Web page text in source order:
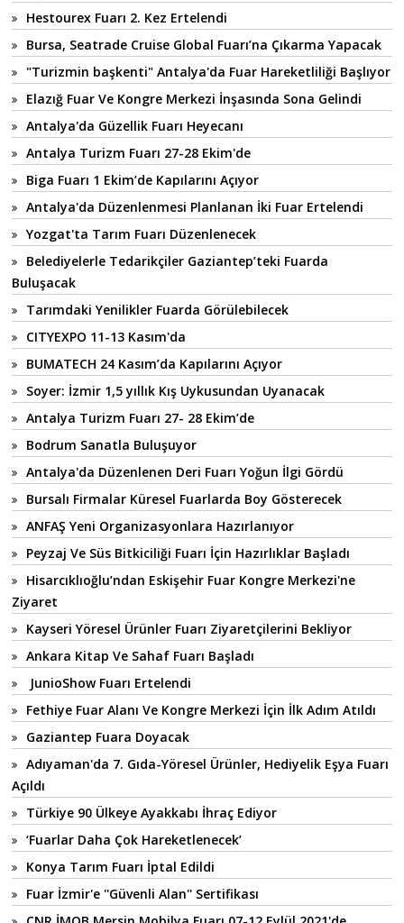
Hestourex Fuarı 2. Kez Ertelendi
Bursa, Seatrade Cruise Global Fuarı’na Çıkarma Yapacak
"Turizmin başkenti" Antalya'da Fuar Hareketliliği Başlıyor
Elazığ Fuar Ve Kongre Merkezi İnşasında Sona Gelindi
Antalya'da Güzellik Fuarı Heyecanı
Antalya Turizm Fuarı 27-28 Ekim'de
Biga Fuarı 1 Ekim’de Kapılarını Açıyor
Antalya'da Düzenlenmesi Planlanan İki Fuar Ertelendi
Yozgat'ta Tarım Fuarı Düzenlenecek
Belediyelerle Tedarikçiler Gaziantep’teki Fuarda
Buluşacak
Tarımdaki Yenilikler Fuarda Görülebilecek
CITYEXPO 11-13 Kasım'da
BUMATECH 24 Kasım’da Kapılarını Açıyor
Soyer: İzmir 1,5 yıllık Kış Uykusundan Uyanacak
Antalya Turizm Fuarı 27- 28 Ekim’de
Bodrum Sanatla Buluşuyor
Antalya'da Düzenlenen Deri Fuarı Yoğun İlgi Gördü
Bursalı Firmalar Küresel Fuarlarda Boy Gösterecek
ANFAŞ Yeni Organizasyonlara Hazırlanıyor
Peyzaj Ve Süs Bitkiciliği Fuarı İçin Hazırlıklar Başladı
Hisarcıklıoğlu’ndan Eskişehir Fuar Kongre Merkezi'ne
Ziyaret
Kayseri Yöresel Ürünler Fuarı Ziyaretçilerini Bekliyor
Ankara Kitap Ve Sahaf Fuarı Başladı
JunioShow Fuarı Ertelendi
Fethiye Fuar Alanı Ve Kongre Merkezi İçin İlk Adım Atıldı
Gaziantep Fuara Doyacak
Adıyaman'da 7. Gıda-Yöresel Ürünler, Hediyelik Eşya Fuarı
Açıldı
Türkiye 90 Ülkeye Ayakkabı İhraç Ediyor
‘Fuarlar Daha Çok Hareketlenecek’
Konya Tarım Fuarı İptal Edildi
Fuar İzmir'e ''Güvenli Alan'' Sertifikası